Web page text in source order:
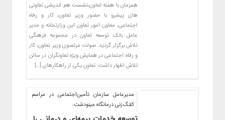
همزمان با هفته تعاون،نشست هم اندیشی تعاونی
های پیشرو با حضور وزیر تعاون، کار و رفاه
اجتماعی، معاون امور تعاون این وزارتخانه و مدیر
عامل بانک توسعه تعاون در مجموعه فرهنگی
تلاش برگزار گردید. صولت مرتصوی وزیر تعاون، کار
و رفاه اجتماعی در همایش ویژه تعاونگران در سالن
تلاش اظهار داشت: تعاون یکی از راهکارهای […]
مدیرعامل سازمان تأمین‌اجتماعی در مراسم
کلنگ‌زنی درمانگاه مینودشت: